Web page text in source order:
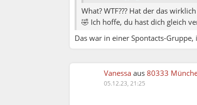
What? WTF??? Hat der das
🤣 Ich hoffe, du hast dich gleich
Das war in einer Spontacts-
Vanessa aus 80333
05.12.23, 21:25
Elena79: